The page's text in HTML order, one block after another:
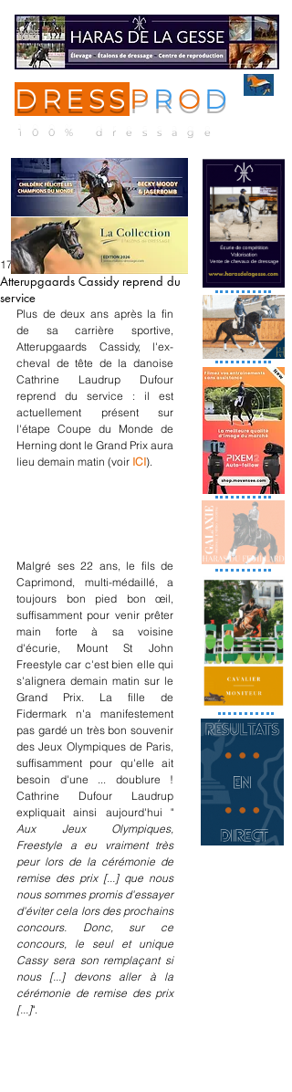
DRESS P R O D
100% dressage
Atterupgaards Cassidy reprend du
service
17 oct. 2024
Plus de deux ans après la fin
de sa carrière sportive,
Atterupgaards Cassidy, l'ex-
cheval de tête de la danoise
Cathrine Laudrup Dufour
reprend du service : il est
actuellement présent sur
l'étape Coupe du Monde de
Herning dont le Grand Prix aura
lieu demain matin (voir ICI).
Malgré ses 22 ans, le fils de
Caprimond, multi-médaillé, a
toujours bon pied bon œil,
suffisamment pour venir prêter
main forte à sa voisine
d'écurie, Mount St John
Freestyle car c'est bien elle qui
s'alignera demain matin sur le
Grand Prix. La fille de
Fidermark n'a manifestement
pas gardé un très bon souvenir
des Jeux Olympiques de Paris,
suffisamment pour qu'elle ait
besoin d'une ... doublure !
Cathrine Dufour Laudrup
expliquait ainsi aujourd'hui "
Aux Jeux Olympiques,
Freestyle a eu vraiment très
peur lors de la cérémonie de
remise des prix [...] que nous
nous sommes promis d'essayer
d'éviter cela lors des prochains
concours. Donc, sur ce
concours, le seul et unique
Cassy sera son remplaçant si
nous [...] devons aller à la
cérémonie de remise des prix
[...]".